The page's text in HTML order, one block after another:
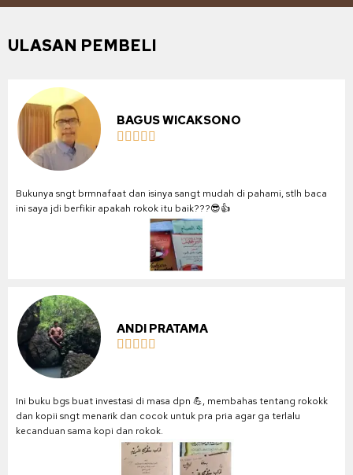
ULASAN PEMBELI
BAGUS WICAKSONO
    
Bukunya sngt brmnafaat dan isinya sangt mudah di pahami, stlh baca
ini saya jdi berfikir apakah rokok itu baik???😎👍
ANDI PRATAMA
    
Ini buku bgs buat investasi di masa dpn 💪, membahas tentang rokokk
dan kopii sngt menarik dan cocok untuk pra pria agar ga terlalu
kecanduan sama kopi dan rokok.